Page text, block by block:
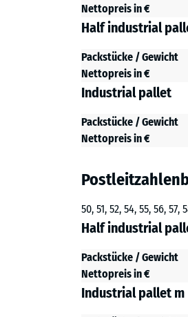
Nettopreis in €
Half industrial
Packstücke / Gewicht
Nettopreis in €
Industrial pallet
Packstücke / Gewicht
Nettopreis in €
50, 51, 52, 54, 55, 56, 57,
Half industrial
Packstücke / Gewicht
Nettopreis in €
Industrial pallet m